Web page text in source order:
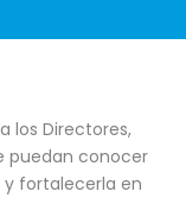
los Directores,
puedan conocer
fortalecerla en